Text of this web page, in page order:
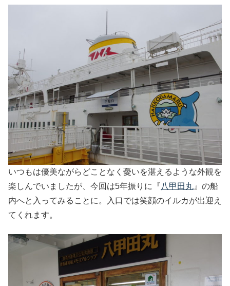
いつもは優美ながらどことなく憂いを湛えるような外観を
楽しんでいましたが、今回は5年振りに『八甲田丸 』の船
内へと入ってみることに。入口では笑顔のイルカが出迎え
てくれます。